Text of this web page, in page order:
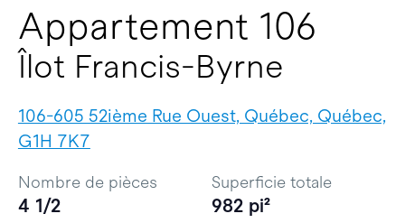
Appartement 106
Îlot Francis-Byrne
106-605 52ième Rue Ouest, Québec, Québec,
G1H 7K7
Nombre de pièces
4 1/2
Superficie totale
982 pi²